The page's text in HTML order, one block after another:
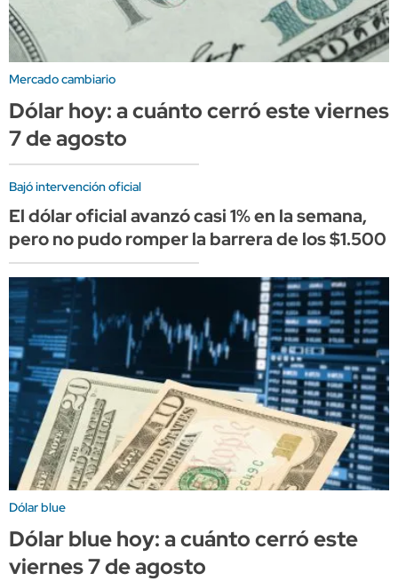
Mercado cambiario
Dólar hoy: a cuánto cerró este viernes
7 de agosto
Bajó intervención oficial
El dólar oficial avanzó casi 1% en la semana,
pero no pudo romper la barrera de los $1.500
Dólar blue
Dólar blue hoy: a cuánto cerró este
viernes 7 de agosto